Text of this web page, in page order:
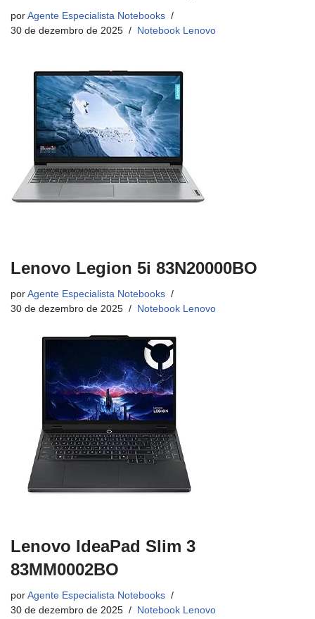
por Agente Especialista Notebooks
30 de dezembro de 2025
Notebook Lenovo
Lenovo Legion 5i 83N20000BO
por Agente Especialista Notebooks
30 de dezembro de 2025
Notebook Lenovo
Lenovo IdeaPad Slim 3
83MM0002BO
por Agente Especialista Notebooks
30 de dezembro de 2025
Notebook Lenovo